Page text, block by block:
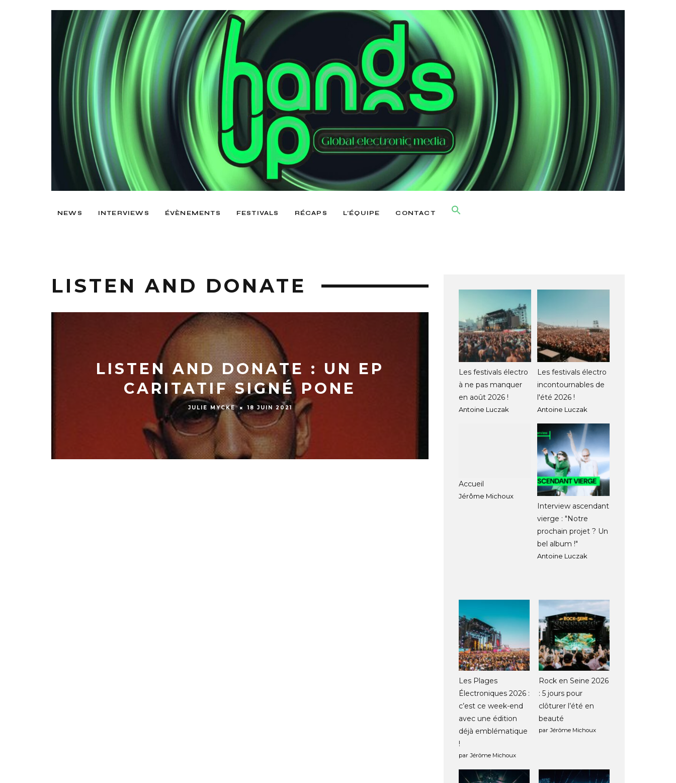
NEWS INTERVIEWS ÉVÈNEMENTS FESTIVALS RÉCAPS L’ÉQUIPE CONTACT
LISTEN AND DONATE
LISTEN AND DONATE : UN EP
CARITATIF SIGNÉ PONE
JULIE MYCKE 18 JUIN 2021
Les festivals électro
à ne pas manquer
en août 2026 !
Antoine Luczak
Les festivals électro
incontournables de
l'été 2026 !
Antoine Luczak
Accueil
Jérôme Michoux
Interview ascendant
vierge : "Notre
prochain projet ? Un
bel album !"
Antoine Luczak
Les Plages
Électroniques 2026 :
c’est ce week-end
avec une édition
déjà emblématique
!
par Jérôme Michoux
Rock en Seine 2026
: 5 jours pour
clôturer l’été en
beauté
par Jérôme Michoux